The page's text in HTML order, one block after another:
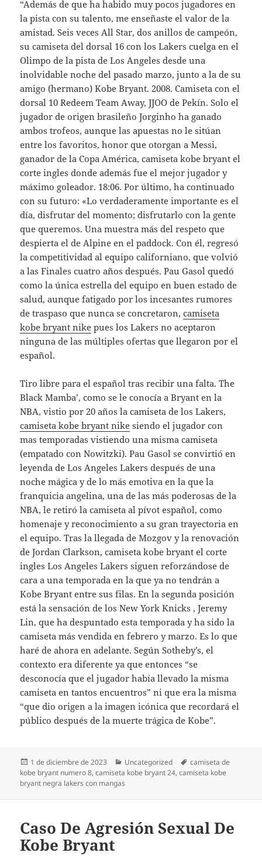
“Además de que ha habido muy pocos jugadores en
la pista con su talento, me enseñaste el valor de la
amistad. Seis veces All Star, dos anillos de campeón,
su camiseta del dorsal 16 con los Lakers cuelga en el
Olimpo de la pista de Los Angeles desde una
inolvidable noche del pasado marzo, junto a la de su
amigo (hermano) Kobe Bryant. 2008. Camiseta con el
dorsal 10 Redeem Team Away, JJOO de Pekín. Solo el
jugador de origen brasileño Jorginho ha ganado
ambos trofeos, aunque las apuestas no le sitúan
entre los favoritos, honor que otorgan a Messi,
ganador de la Copa América, camiseta kobe bryant el
corte ingles donde además fue el mejor jugador y
máximo goleador. 18:06. Por último, ha continuado
con su futuro: «Lo verdaderamente importante es el
día, disfrutar del momento; disfrutarlo con la gente
que queremos. Una muestra más del respeto que
despierta el de Alpine en el paddock. Con él, regresó
la competitividad al equipo californiano, que volvió
a las Finales cuatro años después. Pau Gasol quedó
como la única estrella del equipo en buen estado de
salud, aunque fatigado por los incesantes rumores
de traspaso que nunca se concretaron,camiseta
kobe bryant nike pues los Lakers no aceptaron
ninguna de las múltiples ofertas que llegaron por el
español.
Tiro libre para el español tras recibir una falta. The
Black Mamba’, como se le conocía a Bryant en la
NBA, vistio por 20 años la camiseta de los Lakers,
camiseta kobe bryant nike siendo el jugador con
mas temporadas vistiendo una misma camiseta
(empatado con Nowitzki). Pau Gasol se convirtió en
leyenda de Los Angeles Lakers después de una
noche mágica y de lo más emotiva en la que la
franquicia angelina, una de las más poderosas de la
NBA, le retiró la camiseta al pívot español, como
homenaje y reconocimiento a su gran trayectoria en
el equipo. Tras la llegada de Mozgov y la renovación
de Jordan Clarkson, camiseta kobe bryant el corte
ingles Los Angeles Lakers siguen reforzándose de
cara a una temporada en la que ya no tendrán a
Kobe Bryant entre sus filas. En la segunda posición
está la sensación de los New York Knicks , Jeremy
Lin, que ha despuntado esta temporada y ha sido la
camiseta más vendida en febrero y marzo. Es lo que
haré de ahora en adelante. Según Sotheby’s, el
contexto era diferente ya que entonces “se
desconocía que el jugador había llevado la misma
camiseta en tantos encuentros” ni que era la misma
“que dio origen a la imagen icónica que recordará el
público después de la muerte trágica de Kobe”.
Publicado
el
1 de diciembre de 2023 Categorías
Uncategorized Etiquetas
camiseta de
kobe bryant numero 8,camiseta kobe bryant 24,camiseta kobe
bryant negra lakers con mangas
Caso De Agresión Sexual De
Kobe Bryant